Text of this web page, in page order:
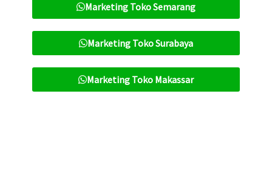
Marketing Toko Semarang
Marketing Toko Surabaya
Marketing Toko Makassar